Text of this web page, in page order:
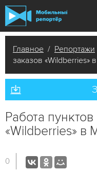
Главное / Репортажи
заказов «Wildberries»
Работа
«Wildberries» в
0